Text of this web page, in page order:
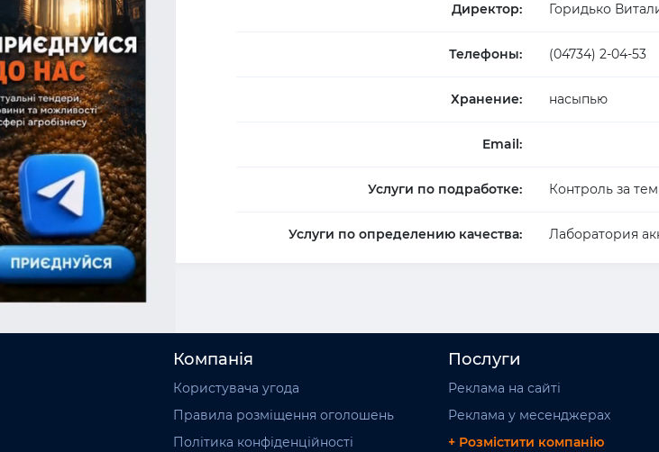
Директор: Горидько
Телефоны: (04734) 2-04-53
Хранение: насыпью
Email:
Услуги по подработке: Контроль за
Услуги по определению качества: Лаборатория
Компанія
Користувача угода
Правила розміщення оголошень
Політика конфіденційності
Послуги
Реклама на сайті
Реклама у месенджерах
+ Розмістити компанію